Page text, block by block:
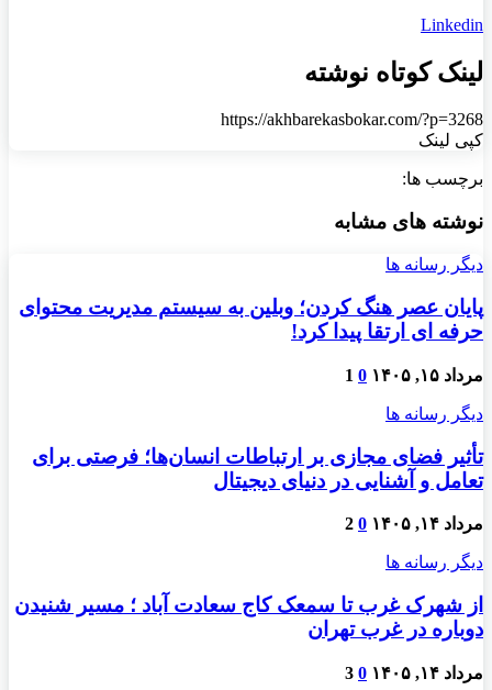
Linkedin
لینک کوتاه نوشته
https://akhbarekasbokar.com/?p=3268
کپی لینک
برچسب ها:
نوشته های مشابه
دیگر رسانه ها
پایان عصر هنگ کردن؛ وبلین به سیستم مدیریت محتوای
حرفه ای ارتقا پیدا کرد!
مرداد ۱۵, ۱۴۰۵ 0
1
دیگر رسانه ها
تأثیر فضای مجازی بر ارتباطات انسان‌ها؛ فرصتی برای
تعامل و آشنایی در دنیای دیجیتال
مرداد ۱۴, ۱۴۰۵ 0
2
دیگر رسانه ها
از شهرک غرب تا سمعک کاج سعادت آباد ؛ مسیر شنیدن
دوباره در غرب تهران
مرداد ۱۴, ۱۴۰۵ 0
3